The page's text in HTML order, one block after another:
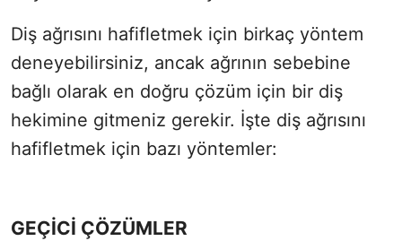
Diş ağrısını hafifletmek için birkaç yöntem
deneyebilirsiniz, ancak ağrının sebebine
bağlı olarak en doğru çözüm için bir diş
hekimine gitmeniz gerekir. İşte diş ağrısını
hafifletmek için bazı yöntemler:
GEÇİCİ ÇÖZÜMLER